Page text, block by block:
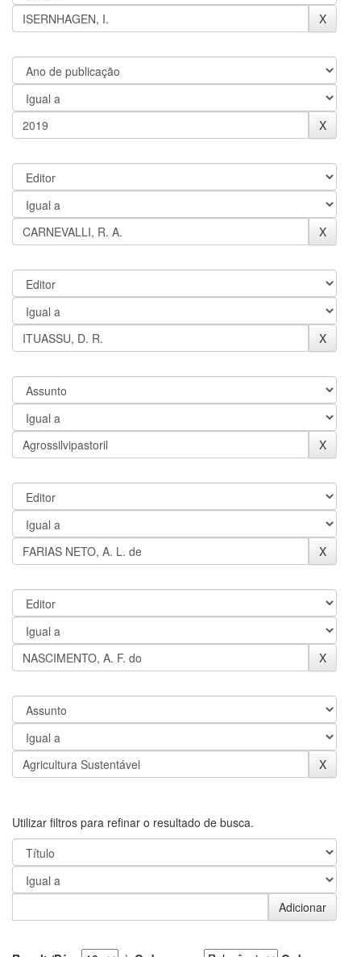
Utilizar filtros para refinar o resultado de busca.